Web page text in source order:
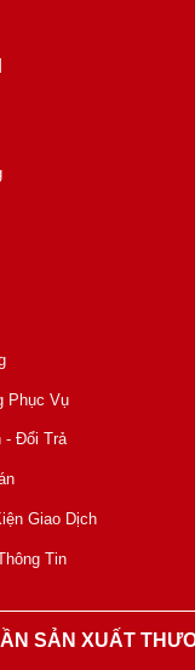
Phục Vụ
- Đổi Trả
Giao Dịch
Tin
SẢN XUẤT